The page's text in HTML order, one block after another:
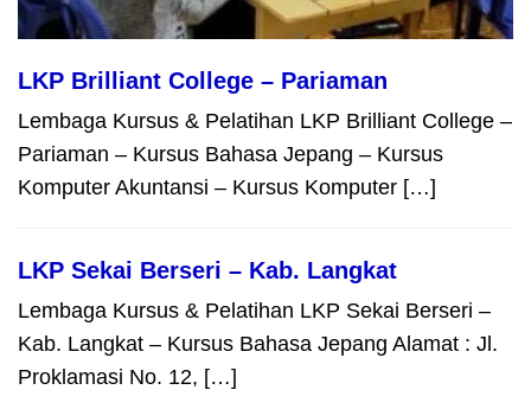
LKP Brilliant College – Pariaman
Lembaga Kursus & Pelatihan LKP Brilliant College –
Pariaman – Kursus Bahasa Jepang – Kursus
Komputer Akuntansi – Kursus Komputer […]
LKP Sekai Berseri – Kab. Langkat
Lembaga Kursus & Pelatihan LKP Sekai Berseri –
Kab. Langkat – Kursus Bahasa Jepang Alamat : Jl.
Proklamasi No. 12, […]